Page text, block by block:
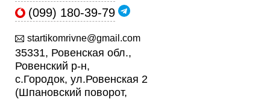
(099) 180-39-79
startikomrivne@gmail.com
35331, Ровенская обл.,
Ровенский р-н,
с.Городок, ул.Ровенская 2
(Шпановский поворот,